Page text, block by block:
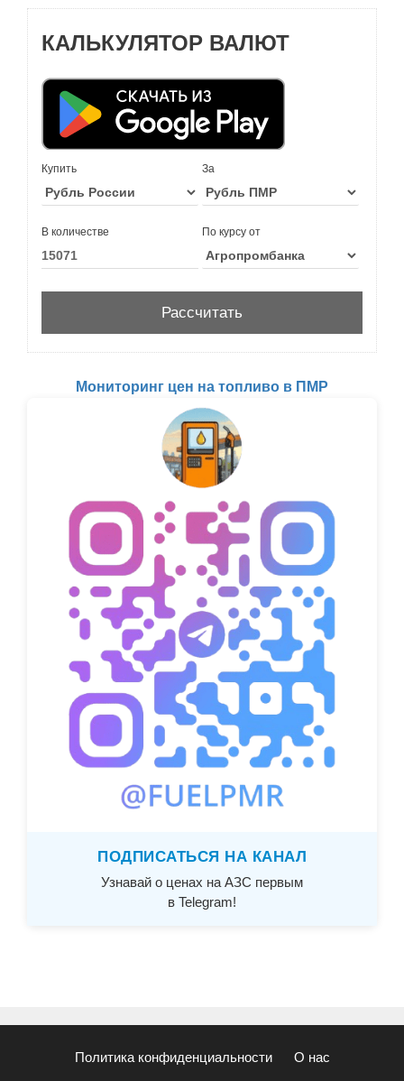
КАЛЬКУЛЯТОР ВАЛЮТ
Купить За
В количестве По курсу от
Мониторинг цен на топливо в ПМР
ПОДПИСАТЬСЯ НА КАНАЛ
Узнавай о ценах на АЗС первым
в Telegram!
Политика конфиденциальности О нас